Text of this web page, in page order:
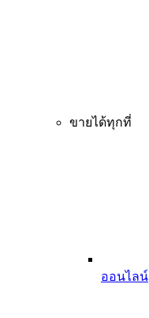
ขายได้ทุกที่
ออนไลน์